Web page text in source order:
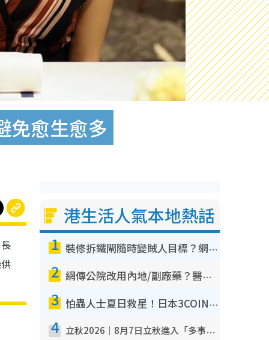
免愈生愈多
港生活人氣本地熱話
1 裝修拆鐵閘隨時變賊人目標？網民揭2大關鍵用途：裝新式等於白裝？附新舊鐵閘分別
2 網傳公院改用內地/副廠藥？醫生拆解正副廠分別 揭4類人換藥隨時出事
3 怕蟲人士夏日救星！日本3COINS爆紅驅蟲神器$45起 1招「全程免觸碰」輕鬆搞定小強
4 立秋2026｜8月7日立秋進入「多事之秋」 3件事唔做得！專家教6招開運 清枱頭／銀包納氣接好運